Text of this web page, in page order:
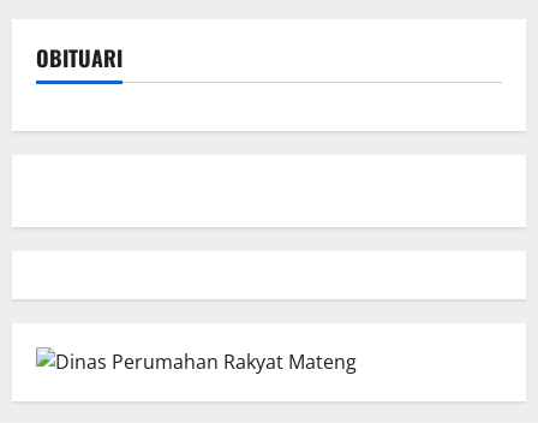
OBITUARI